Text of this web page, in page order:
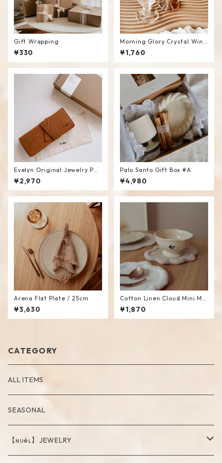
Gift Wrapping
¥330
Morning Glory Crystal Wine
Glass
¥1,760
Evelyn Original Jewelry Pou
ch
¥2,970
Palo Santo Gift Box #A
¥4,980
Arena Flat Plate / 25cm
¥3,630
Cotton Linen Cloud Mini Ma
t #Beige
¥1,870
CATEGORY
ALL ITEMS
SEASONAL
【ɴᴜéʟ】JEWELRY